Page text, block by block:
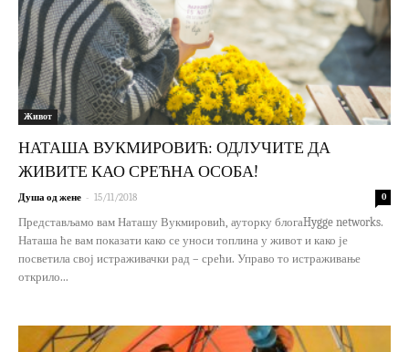
Живот
НАТАША ВУКМИРОВИЋ: ОДЛУЧИТЕ ДА
ЖИВИТЕ КАО СРЕЋНА ОСОБА!
Душа од жене - 15/11/2018 0
Представљамо вам Наташу Вукмировић, ауторку блогаHygge networks.
Наташа ће вам показати како се уноси топлина у живот и како је
посветила свој истраживачки рад – срећи. Управо то истраживање
открило...